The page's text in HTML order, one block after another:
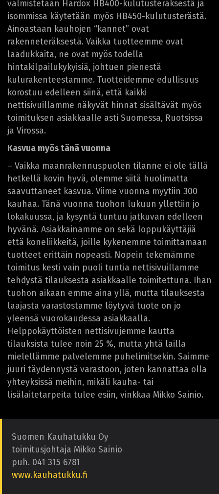
valmistetaan Hardox HB400-kulutusteräksestä ja
isommissa käytetään myös HB450-kulutusterästä.
Ainoastaan kauhojen “kannet” ovat
rakenneteräksestä. Vaikka tuotteemme ovat
laadukkaita, ne ovat myös todella
hintakilpailukykyisiä, johtuen pienestä
kulurakenteestamme. Tuotteidemme edullisuus
korostuu edelleen siinä, että kaikki
nettisivuillamme näkyvät hinnat sisältävät myös
toimituksen asiakkaalle asti Suomessa, Ruotsissa
ja Virossa.
Kasvua myös tänä vuonna
– Vaikka maanrakennuspuolen tilanne ei ole tällä
hetkellä kovin hyvä, olemme siitä huolimatta
saavuttaneet kasvua. Viime vuonna myytiin 300
kauhaa. Tänä vuonna tuohon lukuun yllettiin jo
lokakuussa, ja kysyntä tuntuu jatkuvan edelleen
hyvänä. Asiakkainamme on sekä loppukäyttäjiä
että koneliikkeitä, joille kykenemme toimittamaan
tuotteet erittäin nopeasti. Nopein tekemämme
toimitus kesti vain puoli tuntia nettisivuillamme
tehdystä tilauksesta asiakkaalle toimitettuna. Ihan
tuohon aikaan emme aina yllä, mutta tilauksesta
laajasta varastostamme löytyvä tuote on jo
yleensä vuorokaudessa asiakkaalla.
Helppokäyttöisten nettisivujemme kautta
tilauksista tulee noin 25 %, mutta yhtä lailla
mielellämme palvelemme puhelimitsekin. Saimme
juuri täydennystä varastoon, joten kannattaa olla
yhteyksissä meihin, mikäli kauha- tai
lisälaitetarpeita tulee esiin, vinkkaa Mikko Sainio.
Suomen Kauhatukku Oy
toimitusjohtaja Mikko Sainio
puh. 041 315 6781
www.kauhatukku.fi